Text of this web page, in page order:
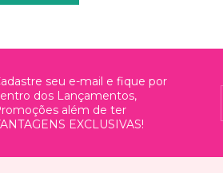
seu e-mail e fique por
dos Lançamentos,
além de ter
EXCLUSIVAS!